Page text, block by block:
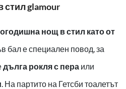
glamour
нощ в стил като от
бал е специален повод, за
дълга рокля с пера или
. На партито на Гетсби тоалетът